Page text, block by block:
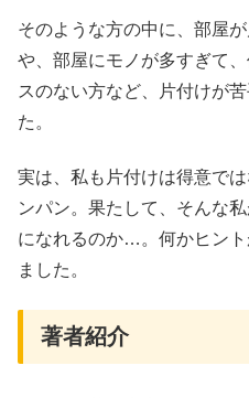
そのような方の中に、部屋
や、部屋にモノが多すぎて
スのない方など、片付けが
た。
実は、私も片付けは得意で
ンパン。果たして、そんな
になれるのか…。何かヒン
ました。
著者紹介